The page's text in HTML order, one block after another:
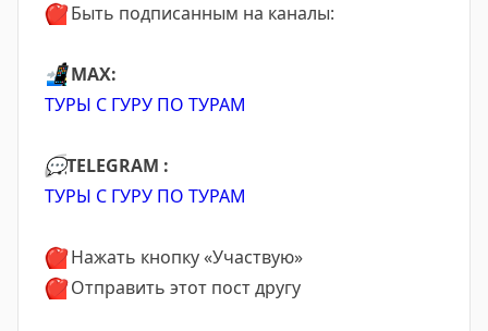
❤️Быть подписанным на каналы:
📲МАХ:
ТУРЫ С ГУРУ ПО ТУРАМ
💬TELEGRAM :
ТУРЫ С ГУРУ ПО ТУРАМ
❤️Нажать кнопку «Участвую»
❤️Отправить этот пост другу